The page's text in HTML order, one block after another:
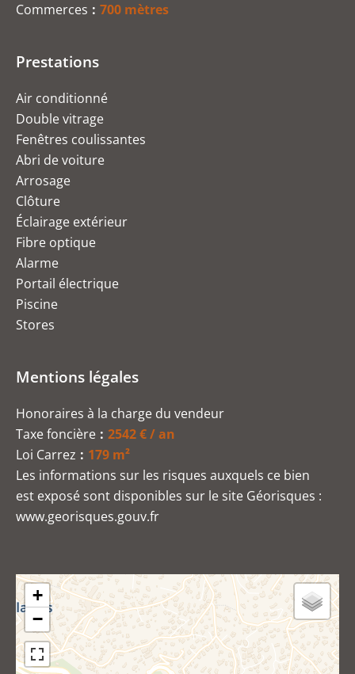
Commerces
700 mètres
Prestations
Air conditionné
Double vitrage
Fenêtres coulissantes
Abri de voiture
Arrosage
Clôture
Éclairage extérieur
Fibre optique
Alarme
Portail électrique
Piscine
Stores
Mentions légales
Honoraires à la charge du vendeur
Taxe foncière
2542 € / an
Loi Carrez
179 m²
Les informations sur les risques auxquels ce bien
est exposé sont disponibles sur le site Géorisques :
www.georisques.gouv.fr
+
−